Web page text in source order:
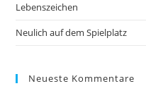
Lebenszeichen
Neulich auf dem Spielplatz
Neueste Kommentare